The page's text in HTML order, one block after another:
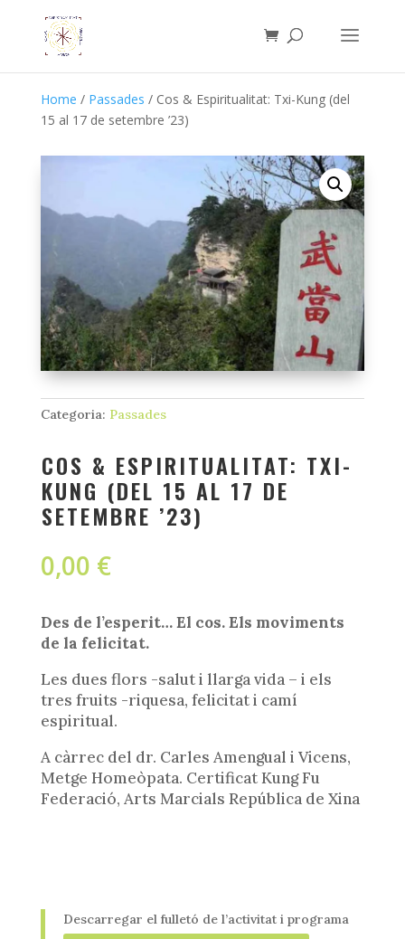
Home / Passades / Cos & Espiritualitat: Txi-Kung (del
15 al 17 de setembre ’23)
Categoria: Passades
COS & ESPIRITUALITAT: TXI-
KUNG (DEL 15 AL 17 DE
SETEMBRE ’23)
0,00 €
Des de l’esperit… El cos. Els moviments
de la felicitat.
Les dues flors -salut i llarga vida – i els
tres fruits -riquesa, felicitat i camí
espiritual.
A càrrec del dr. Carles Amengual i Vicens,
Metge Homeòpata. Certificat Kung Fu
Federació, Arts Marcials República de Xina
Descarregar el fulletó de l’activitat i programa